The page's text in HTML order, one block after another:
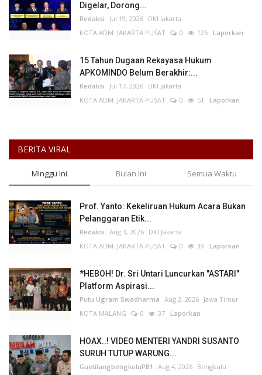
Digelar, Dorong...
Redaksi Jul 19, 2026 DKI Jakarta
KOTA ADM. JAKARTA PUSAT
0 126 Laporkan
15 Tahun Dugaan Rekayasa Hukum
APKOMINDO Belum Berakhir:...
Redaksi Jul 17, 2026 DKI Jakarta
KOTA ADM. JAKARTA PUSAT
0 51 Laporkan
BERITA VIRAL
Minggu Ini Bulan Ini Semua Waktu
Prof. Yanto: Kekeliruan Hukum Acara Bukan
Pelanggaran Etik...
Redaksi Aug 3, 2026 DKI Jakarta
KOTA ADM. JAKARTA PUSAT
0 39 Laporkan
*HEBOH! Dr. Sri Untari Luncurkan "ASTARI"
Platform Aspirasi...
Putu Ugram Swadharma Aug 2, 2026 Jawa Timur
KOTA MALANG
0 37 Laporkan
HOAX..! VIDEO MENTERI YANDRI SUSANTO
SURUH TUTUP WARUNG...
GuetilangbengkuluPB1 Aug 4, 2026 Bengkulu